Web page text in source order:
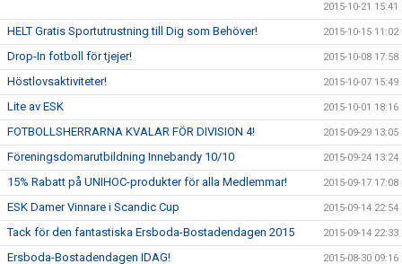
2015-10-21 15:41
HELT Gratis Sportutrustning till Dig som Behöver! 2015-10-15 11:02
Drop-In fotboll för tjejer! 2015-10-08 17:58
Höstlovsaktiviteter! 2015-10-07 15:49
Lite av ESK 2015-10-01 18:16
FOTBOLLSHERRARNA KVALAR FÖR DIVISION 4! 2015-09-29 13:05
Föreningsdomarutbildning Innebandy 10/10 2015-09-24 13:24
15% Rabatt på UNIHOC-produkter för alla Medlemmar! 2015-09-17 17:08
ESK Damer Vinnare i Scandic Cup 2015-09-14 22:54
Tack för den fantastiska Ersboda-Bostadendagen 2015 2015-09-14 22:33
Ersboda-Bostadendagen IDAG! 2015-08-30 09:16